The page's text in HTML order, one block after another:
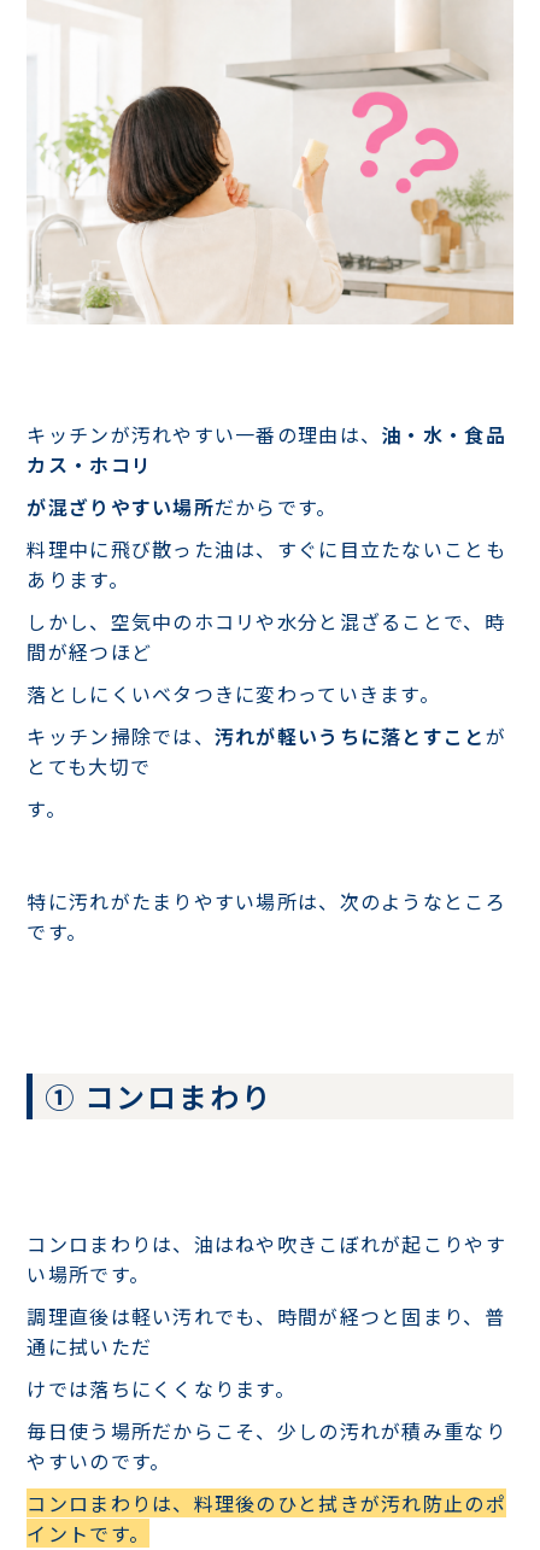
キッチンが汚れやすい一番の理由は、 油・水・食品
カス・ホコリ
が混ざりやすい場所だからです。
料理中に飛び散った油は、すぐに目立たないことも
あります。
しかし、空気中のホコリや水分と混ざることで、時
間が経つほど
落としにくいベタつきに変わっていきます。
キッチン掃除では、 汚れが軽いうちに落とすことが
とても大切で
す。
特に汚れがたまりやすい場所は、次のようなところ
です。
① コンロまわり
コンロまわりは、油はねや吹きこぼれが起こりやす
い場所です。
調理直後は軽い汚れでも、時間が経つと固まり、普
通に拭いただ
けでは落ちにくくなります。
毎日使う場所だからこそ、少しの汚れが積み重なり
やすいのです。
コンロまわりは、料理後のひと拭きが汚れ防止のポ
イントです。